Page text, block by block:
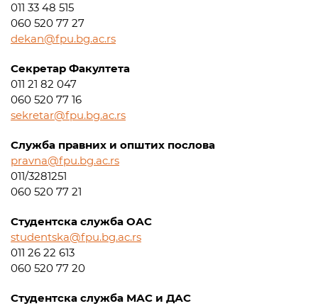
011 33 48 515
060 520 77 27
dekan@fpu.bg.ac.rs
Секретар Факултета
011 21 82 047
060 520 77 16
sekretar@fpu.bg.ac.rs
Служба правних и општих послова
pravna@fpu.bg.ac.rs
011/3281251
060 520 77 21
Студентска служба ОАС
studentska@fpu.bg.ac.rs
011 26 22 613
060 520 77 20
Студентска служба МАС и ДАС